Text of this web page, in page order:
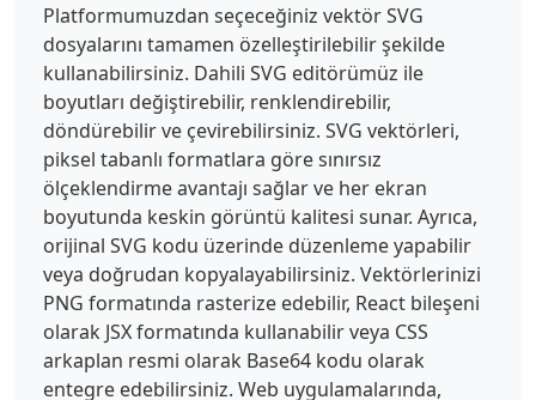
Platformumuzdan seçeceğiniz vektör SVG
dosyalarını tamamen özelleştirilebilir şekilde
kullanabilirsiniz. Dahili SVG editörümüz ile
boyutları değiştirebilir, renklendirebilir,
döndürebilir ve çevirebilirsiniz. SVG vektörleri,
piksel tabanlı formatlara göre sınırsız
ölçeklendirme avantajı sağlar ve her ekran
boyutunda keskin görüntü kalitesi sunar. Ayrıca,
orijinal SVG kodu üzerinde düzenleme yapabilir
veya doğrudan kopyalayabilirsiniz. Vektörlerinizi
PNG formatında rasterize edebilir, React bileşeni
olarak JSX formatında kullanabilir veya CSS
arkaplan resmi olarak Base64 kodu olarak
entegre edebilirsiniz. Web uygulamalarında,